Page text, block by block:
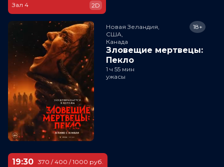
Зал 4
2D
Новая Зеландия,
США,
Канада
Зловещие мертвецы:
Пекло
18+
1 ч 55 мин
ужасы
19:30 370 / 400 / 1000 руб.